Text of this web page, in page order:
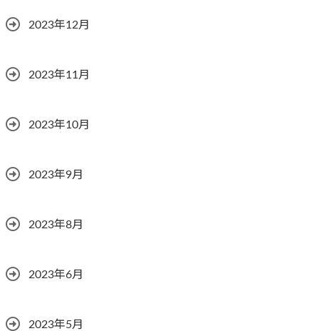
2023年12月
2023年11月
2023年10月
2023年9月
2023年8月
2023年6月
2023年5月